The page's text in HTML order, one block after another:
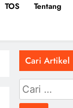
TOS Tentang
Cari Artikel
Cari
untuk: